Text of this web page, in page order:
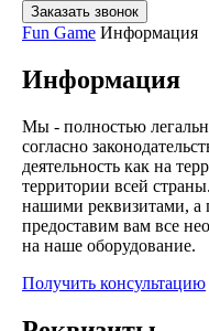
Заказать звонок
Fun Game Информация
Информация
Мы - полностью
согласно
деятельность как на
территории всей
нашими реквизитами, а
предоставим вам все
на наше оборудование.
Получить консультацию